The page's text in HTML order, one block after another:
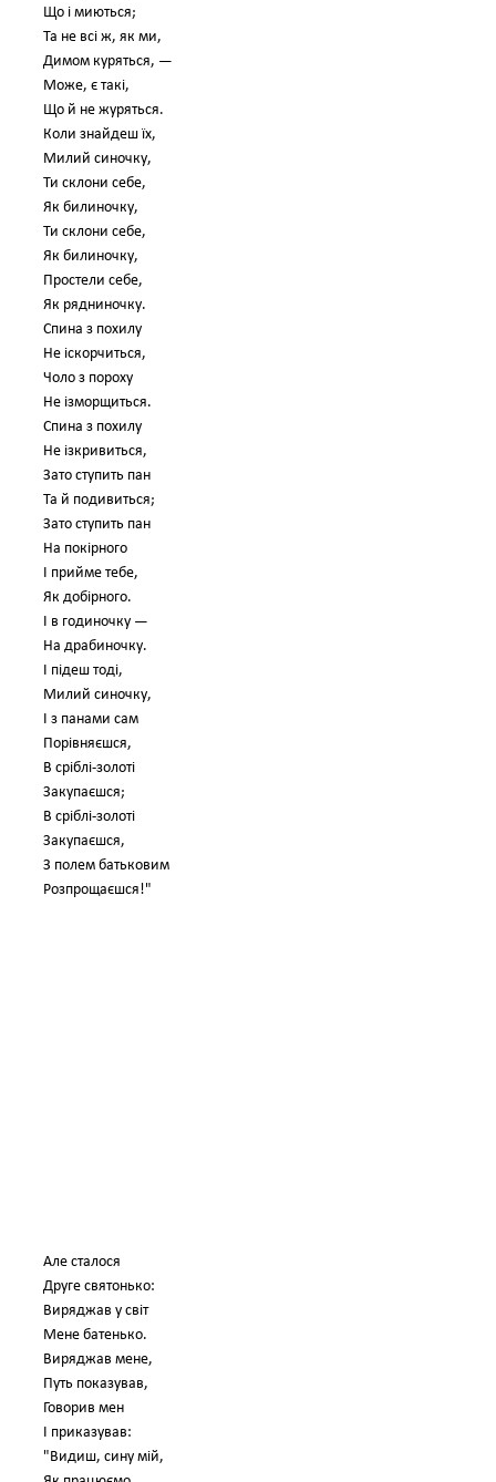
Що і миються;
Та не всі ж, як ми,
Димом куряться, —
Може, є такі,
Що й не журяться.
Коли знайдеш їх,
Милий синочку,
Ти склони себе,
Як билиночку,
Ти склони себе,
Як билиночку,
Простели себе,
Як рядниночку.
Спина з похилу
Не іскорчиться,
Чоло з пороху
Не ізморщиться.
Спина з похилу
Не ізкривиться,
Зато ступить пан
Та й подивиться;
Зато ступить пан
На покірного
І прийме тебе,
Як добірного.
І в годиночку —
На драбиночку.
І підеш тоді,
Милий синочку,
І з панами сам
Порівняєшся,
В сріблі-золоті
Закупаєшся;
В сріблі-золоті
Закупаєшся,
З полем батьковим
Розпрощаєшся!"
Але сталося
Друге святонько:
Виряджав у світ
Мене батенько.
Виряджав мене,
Путь показував,
Говорив мен
І приказував:
"Видиш, сину мій,